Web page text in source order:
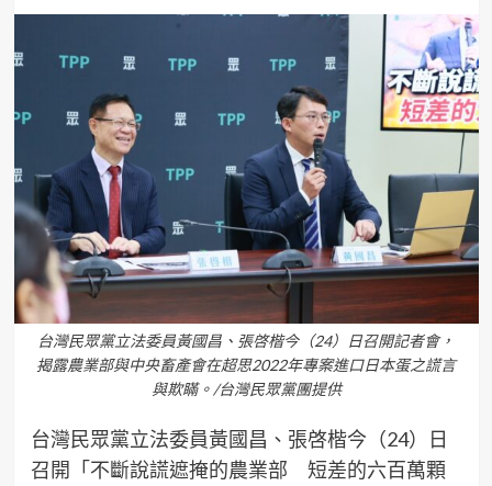
台灣民眾黨立法委員黃國昌、張啓楷今（24）日召開記者會，
揭露農業部與中央畜產會在超思2022年專案進口日本蛋之謊言
與欺瞞。/台灣民眾黨團提供
台灣民眾黨立法委員黃國昌、張啓楷今（24）日
召開「不斷說謊遮掩的農業部 短差的六百萬顆